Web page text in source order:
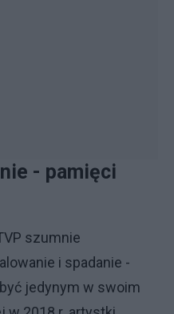
- pamięci
szumnie
i spadanie -
jedynym w swoim